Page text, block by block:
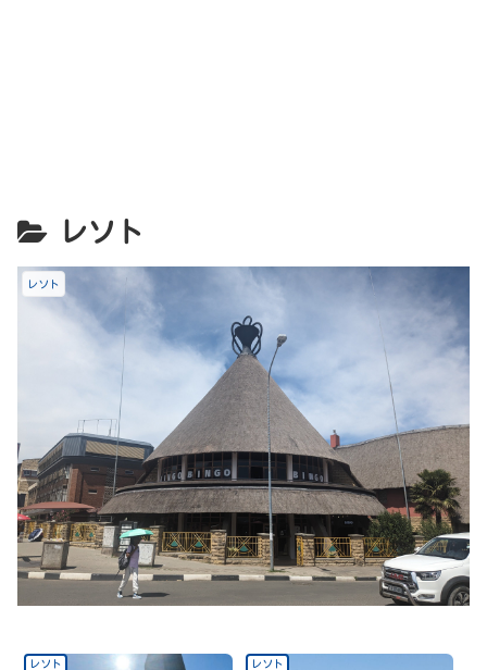
レソト
レソト
レソト レソト